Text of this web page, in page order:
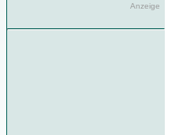
Anzeige